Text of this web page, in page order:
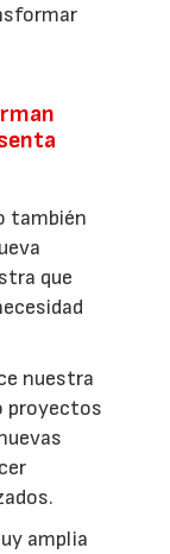
también
que
nuestra
proyectos
amplia